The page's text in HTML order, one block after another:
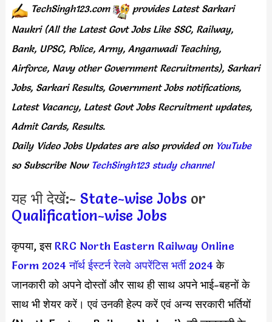
TechSingh123.com provides Latest Sarkari
Naukri (All the Latest Govt Jobs Like SSC, Railway,
Bank, UPSC, Police, Army, Anganwadi Teaching,
Airforce, Navy other Government Recruitments), Sarkari
Jobs, Sarkari Results, Government Jobs notifications,
Latest Vacancy, Latest Govt Jobs Recruitment updates,
Admit Cards, Results.
Daily Video Jobs Updates are also provided onYouTube
so Subscribe Now TechSingh123 study channel
यह भी देखें:- State-wise Jobs or
Qualification-wise Jobs
कृपया, इस RRC North Eastern Railway Online
Form 2024 नॉर्थ ईस्टर्न रेलवे अपरेंटिस भर्ती 2024 के
जानकारी को अपने दोस्तों और साथ ही साथ अपने भाई-बहनों के
साथ भी शेयर करें। एवं उनकी हेल्प करें एवं अन्य सरकारी भर्तियों